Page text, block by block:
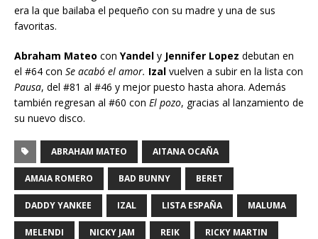
era la que bailaba el pequeño con su madre y una de sus
favoritas.
Abraham Mateo con Yandel y Jennifer Lopez debutan en
el #64 con Se acabó el amor. Izal vuelven a subir en la lista con
Pausa, del #81 al #46 y mejor puesto hasta ahora. Además
también regresan al #60 con El pozo, gracias al lanzamiento de
su nuevo disco.
ABRAHAM MATEO AITANA OCAÑA
AMAIA ROMERO BAD BUNNY BERET
DADDY YANKEE IZAL LISTA ESPAÑA MALUMA
MELENDI NICKY JAM REIK RICKY MARTIN